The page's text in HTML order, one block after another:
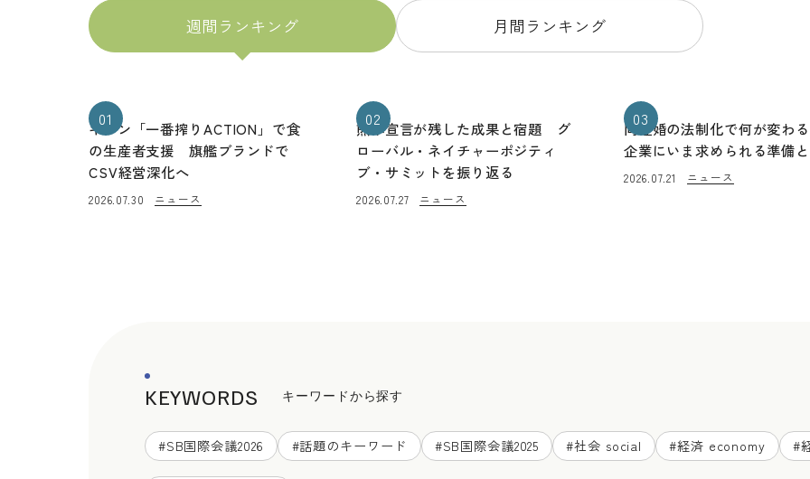
週間ランキング 月間ランキング
01
キリン「一番搾りACTION」で食
の生産者支援 旗艦ブランドで
CSV経営深化へ
2026.07.30 ニュース
02
熊本宣言が残した成果と宿題 グ
ローバル・ネイチャーポジティ
ブ・サミットを振り返る
2026.07.27 ニュース
03
同性婚の法制化で何が変わ
企業にいま求められる準備
2026.07.21 ニュース
KEYWORDS キーワードから探す
#SB国際会議2026 #話題のキーワード #SB国際会議2025 #社会 social #経済 economy #